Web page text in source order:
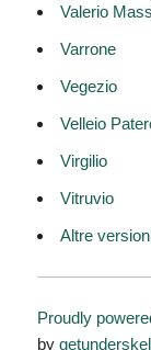
Valerio
Varrone
Vegezio
Velleio
Virgilio
Vitruvio
Altre
Proudly
by